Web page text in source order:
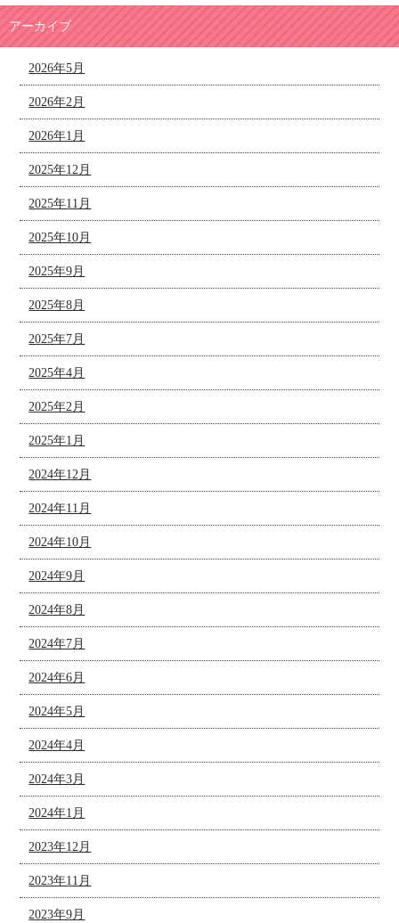
アーカイブ
2026年5月
2026年2月
2026年1月
2025年12月
2025年11月
2025年10月
2025年9月
2025年8月
2025年7月
2025年4月
2025年2月
2025年1月
2024年12月
2024年11月
2024年10月
2024年9月
2024年8月
2024年7月
2024年6月
2024年5月
2024年4月
2024年3月
2024年1月
2023年12月
2023年11月
2023年9月